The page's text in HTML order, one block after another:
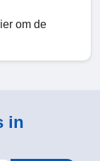
om de
in